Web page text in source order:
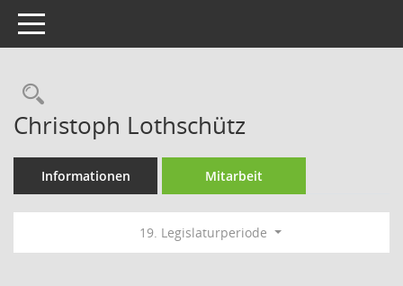
Toggle navigation
Rechercheauswahl
Christoph Lothschütz
Informationen Mitarbeit
19. Legislaturperiode